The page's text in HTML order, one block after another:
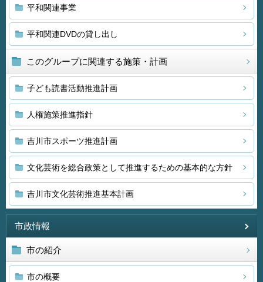
平和関連事業
平和関連DVDの貸し出し
このグループに関連する施策・計画
子ども読書活動推進計画
人権施策推進指針
吉川市スポーツ推進計画
文化芸術を総合政策として推進するための基本的な方針
吉川市文化芸術推進基本計画
市政情報
市の紹介
市の概要